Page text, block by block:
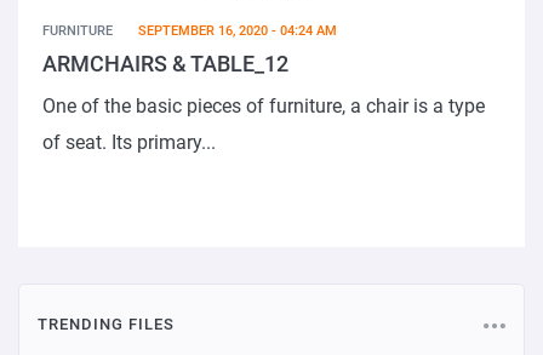
FURNITURE SEPTEMBER 16, 2020 - 04:24 AM
ARMCHAIRS & TABLE_12
One of the basic pieces of furniture, a chair is a type
of seat. Its primary...
TRENDING FILES